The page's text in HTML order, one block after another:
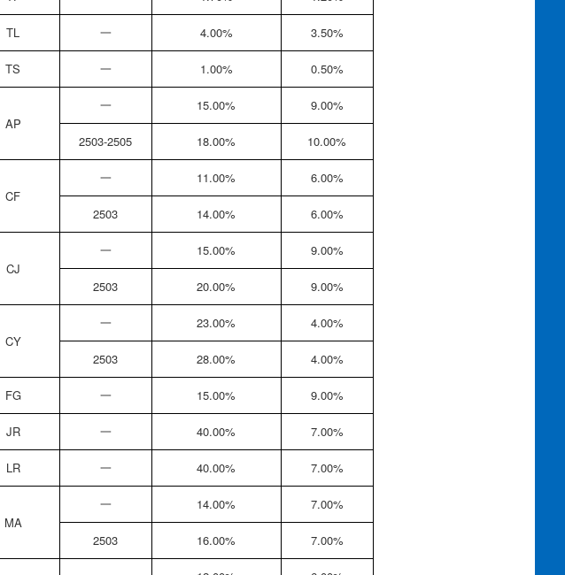
TL 一 4.00% 3.50%
TS 一 1.00% 0.50%
AP
一 15.00% 9.00%
2503-2505 18.00% 10.00%
CF
一 11.00% 6.00%
2503 14.00% 6.00%
CJ
一 15.00% 9.00%
2503 20.00% 9.00%
CY
一 23.00% 4.00%
2503 28.00% 4.00%
FG 一 15.00% 9.00%
JR 一 40.00% 7.00%
LR 一 40.00% 7.00%
MA
一 14.00% 7.00%
2503 16.00% 7.00%